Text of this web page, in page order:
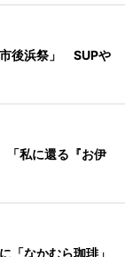
後浜祭」 SUPや
私に還る『お伊
「なかむら珈琲」